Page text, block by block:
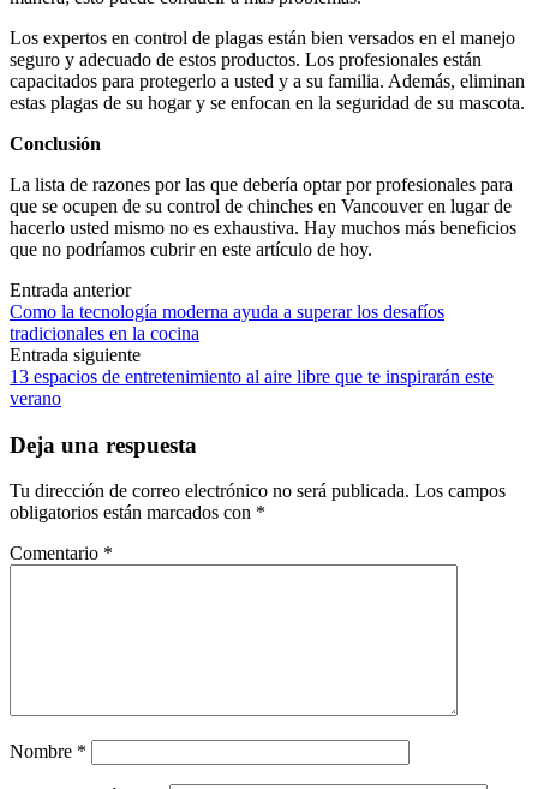
Los expertos en control de plagas están bien versados ​​en el manejo
seguro y adecuado de estos productos. Los profesionales están
capacitados para protegerlo a usted y a su familia. Además, eliminan
estas plagas de su hogar y se enfocan en la seguridad de su mascota.
Conclusión
La lista de razones por las que debería optar por profesionales para
que se ocupen de su control de chinches en Vancouver en lugar de
hacerlo usted mismo no es exhaustiva. Hay muchos más beneficios
que no podríamos cubrir en este artículo de hoy.
Navegación
de
las
entradas
Entrada anterior
Como la tecnología moderna ayuda a superar los desafíos
tradicionales en la cocina
Entrada siguiente
13 espacios de entretenimiento al aire libre que te inspirarán este
verano
Deja una respuesta
Tu dirección de correo electrónico no será publicada. Los campos
obligatorios están marcados con *
Comentario *
Nombre *